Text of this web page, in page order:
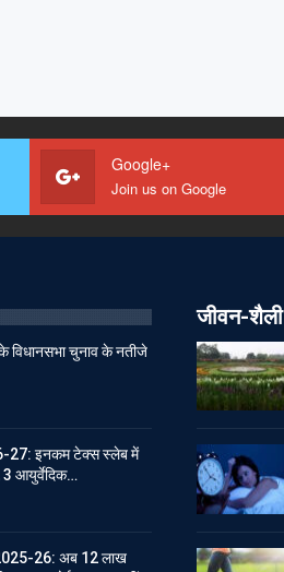
Google+
Join us on Google
विधानसभा चुनाव के नतीजे
27: इनकम टेक्स स्लेब में
3 आयुर्वेदिक…
26: अब 12 लाख
जीवन-शैली